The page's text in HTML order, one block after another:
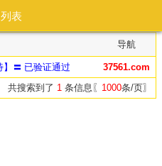
表
导航
〓 已验证通过
37561.com
共搜索到了 1 条信息〖 1000条/页〗